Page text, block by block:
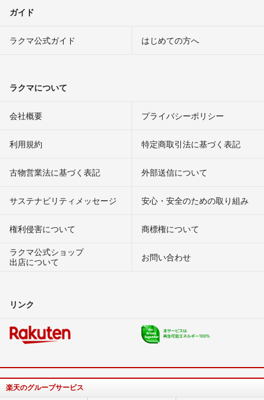
ガイド
ラクマ公式ガイド はじめての方へ
ラクマについて
会社概要 プライバシーポリシー
利用規約 特定商取引法に基づく表記
古物営業法に基づく表記 外部送信について
サステナビリティメッセージ 安心・安全のための取り組み
権利侵害について
商標権について
ラクマ公式ショップ
出店について
お問い合わせ
リンク
楽天のグループサービス